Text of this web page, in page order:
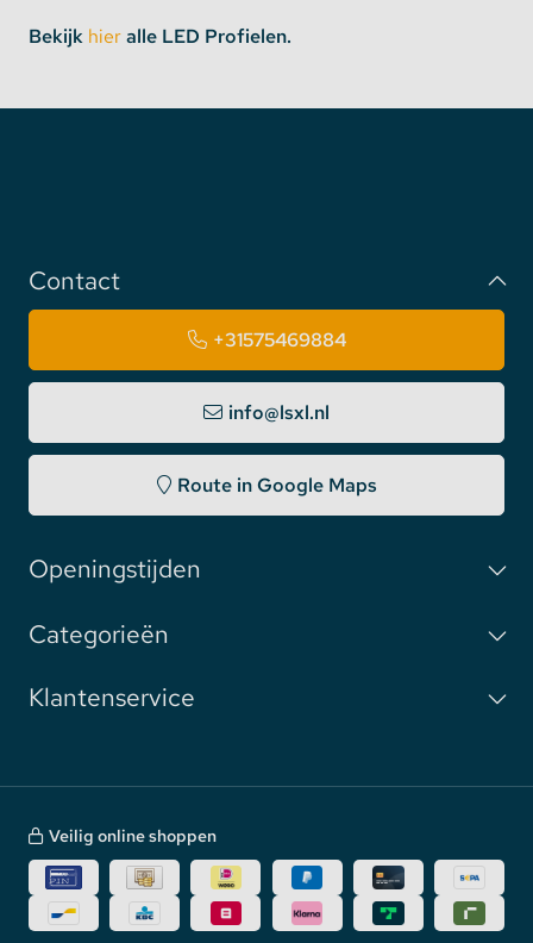
Bekijk hieralle LED Profielen.
Contact
+31575469884
info@lsxl.nl
Route in Google Maps
Openingstijden
Categorieën
Klantenservice
Veilig online shoppen